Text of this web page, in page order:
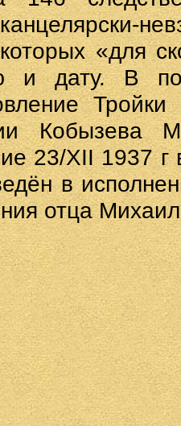
«для
и дату. В
Кобызева
23/XII 1937
в
отца